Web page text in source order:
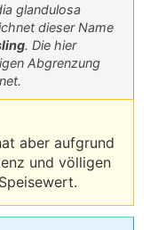
glandulosa
dieser Name
. Die hier
Abgrenzung
aber aufgrund
und völligen